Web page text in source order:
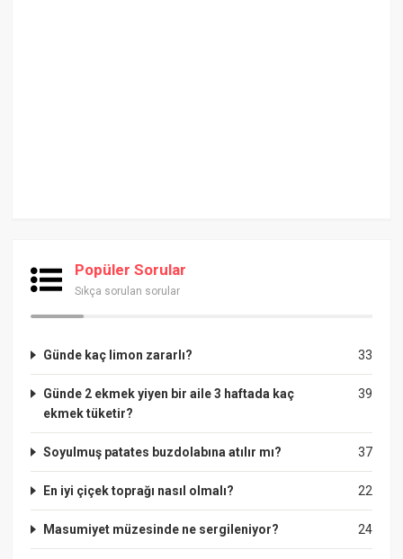
Popüler Sorular
Sıkça sorulan sorular
33
Günde kaç limon zararlı?
39
Günde 2 ekmek yiyen bir aile 3 haftada kaç
ekmek tüketir?
37
Soyulmuş patates buzdolabına atılır mı?
22
En iyi çiçek toprağı nasıl olmalı?
24
Masumiyet müzesinde ne sergileniyor?